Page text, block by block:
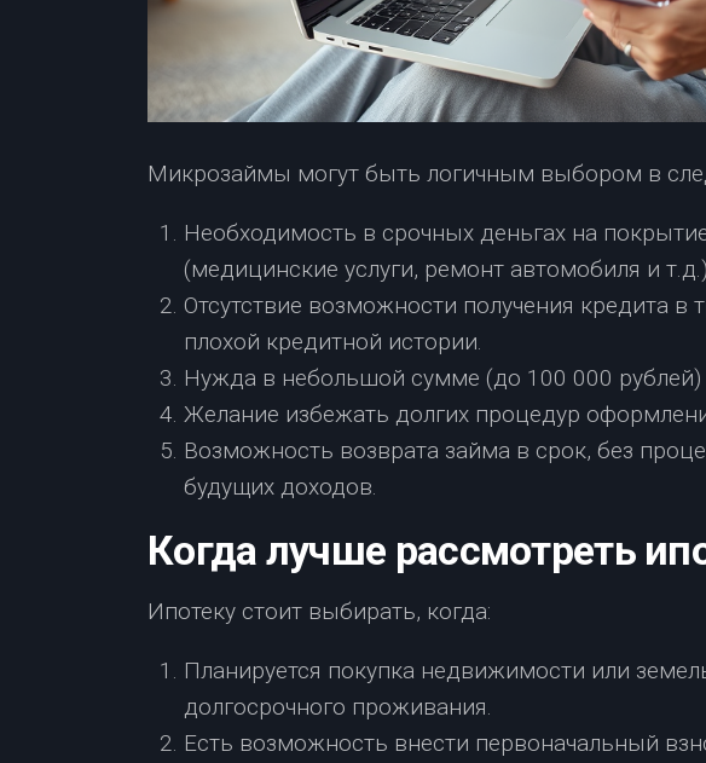
Микрозаймы могут быть логичным выбором в
Необходимость в срочных деньгах на
(медицинские услуги, ремонт автомобиля и
Отсутствие возможности получения кредита в
плохой кредитной истории.
Нужда в небольшой сумме (до 100 000 рублей)
Желание избежать долгих процедур
Возможность возврата займа в срок, без
будущих доходов.
Когда лучше рассмотреть
Ипотеку стоит выбирать, когда:
Планируется покупка недвижимости или
долгосрочного проживания.
Есть возможность внести первоначальный